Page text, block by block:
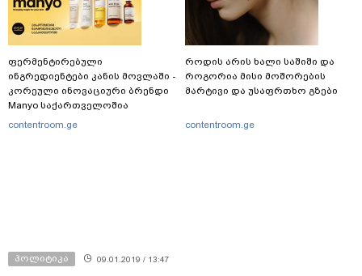
ფერმენტირებული
ინგრედიენტები კანის მოვლაში -
კორეული ინოვაციური ბრენდი
Manyo საქართველოშია
contentroom.ge
როდის არის ხალი საშიში და
როგორია მისი მოშორების
მარტივი და უსაფრთხო გზები
contentroom.ge
პოლიტიკა 09.01.2019 / 13:47